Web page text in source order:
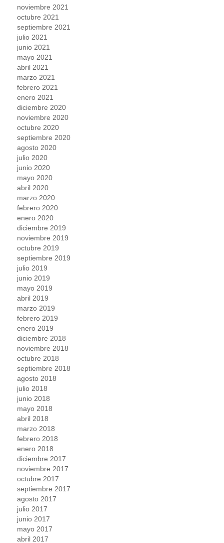
noviembre 2021
octubre 2021
septiembre 2021
julio 2021
junio 2021
mayo 2021
abril 2021
marzo 2021
febrero 2021
enero 2021
diciembre 2020
noviembre 2020
octubre 2020
septiembre 2020
agosto 2020
julio 2020
junio 2020
mayo 2020
abril 2020
marzo 2020
febrero 2020
enero 2020
diciembre 2019
noviembre 2019
octubre 2019
septiembre 2019
julio 2019
junio 2019
mayo 2019
abril 2019
marzo 2019
febrero 2019
enero 2019
diciembre 2018
noviembre 2018
octubre 2018
septiembre 2018
agosto 2018
julio 2018
junio 2018
mayo 2018
abril 2018
marzo 2018
febrero 2018
enero 2018
diciembre 2017
noviembre 2017
octubre 2017
septiembre 2017
agosto 2017
julio 2017
junio 2017
mayo 2017
abril 2017